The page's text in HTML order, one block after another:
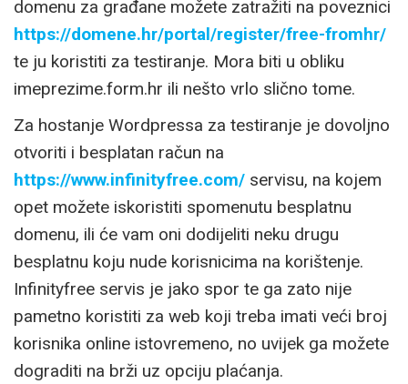
domenu za građane možete zatražiti na poveznici
https://domene.hr/portal/register/free-fromhr/
te ju koristiti za testiranje. Mora biti u obliku
imeprezime.form.hr ili nešto vrlo slično tome.
Za hostanje Wordpressa za testiranje je dovoljno
otvoriti i besplatan račun na
https://www.infinityfree.com/ servisu, na kojem
opet možete iskoristiti spomenutu besplatnu
domenu, ili će vam oni dodijeliti neku drugu
besplatnu koju nude korisnicima na korištenje.
Infinityfree servis je jako spor te ga zato nije
pametno koristiti za web koji treba imati veći broj
korisnika online istovremeno, no uvijek ga možete
dograditi na brži uz opciju plaćanja.